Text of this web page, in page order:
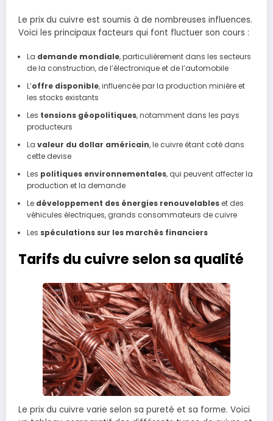
Le prix du cuivre est soumis à de nombreuses influences.
Voici les principaux facteurs qui font fluctuer son cours :
La demande mondiale, particulièrement dans les secteurs
de la construction, de l’électronique et de l’automobile
L’offre disponible, influencée par la production minière et
les stocks existants
Les tensions géopolitiques, notamment dans les pays
producteurs
La valeur du dollar américain, le cuivre étant coté dans
cette devise
Les politiques environnementales, qui peuvent affecter la
production et la demande
Le développement des énergies renouvelableset des
véhicules électriques, grands consommateurs de cuivre
Les spéculations sur les marchés financiers
Tarifs du cuivre selon sa qualité
Le prix du cuivre varie selon sa pureté et sa forme. Voici